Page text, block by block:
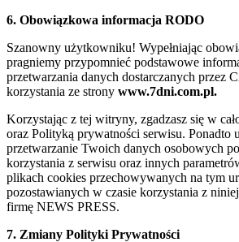
6. Obowiązkowa informacja RODO
Szanowny użytkowniku! Wypełniając
pragniemy przypomnieć podstawowe
przetwarzania danych dostarczanych przez
korzystania ze strony www.7dni.com.pl.
Korzystając z tej witryny, zgadzasz się w
oraz Polityką prywatności serwisu. Ponadto
przetwarzanie Twoich danych osobowych
korzystania z serwisu oraz innych
plikach cookies przechowywanych na tym
pozostawianych w czasie korzystania z
firmę NEWS PRESS.
7. Zmiany Polityki Prywatności